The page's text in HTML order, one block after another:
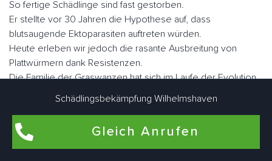
So fertige Schädlinge sind fast gestorben.
Er stellte vor 30 Jahren die Hypothese auf, dass
blutsaugende Ektoparasiten auftreten würden.
Heute erleben wir jedoch die rasante Ausbreitung von
Plattwürmern dank Resistenzen.
Die Familie der Graswanzen hat sich im Laufe der Evolution
Er hat seine Flügel verloren, seinen Körper, was dazu
geführt hat, dass er sich in vielen Ecken und Winkeln
versteckt hat, sein Augenlicht ist verkümmert.
Nicht lectularius, daher der Name, den der Klecks malte.
Schädlingsbekämpfung Wilhelmshaven
Gleich Anrufen